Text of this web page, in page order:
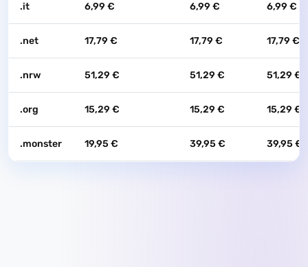
.it 6,99 € 6,99 € 6,99 €
.net 17,79 € 17,79 € 17,79 €
.nrw 51,29 € 51,29 € 51,29 €
.org 15,29 € 15,29 € 15,29 €
.monster 19,95 € 39,95 € 39,95 €